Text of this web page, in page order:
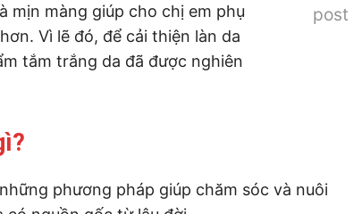
post
mịn màng giúp cho chị em phụ
Vì lẽ đó, để cải thiện làn da
tắm trắng da đã được nghiên
phương pháp giúp chăm sóc và nuôi